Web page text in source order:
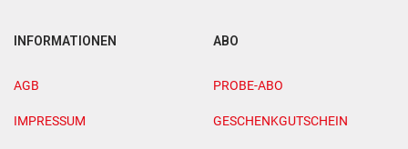
INFORMATIONEN
AGB
IMPRESSUM
ABO
PROBE-ABO
GESCHENKGUTSCHEIN